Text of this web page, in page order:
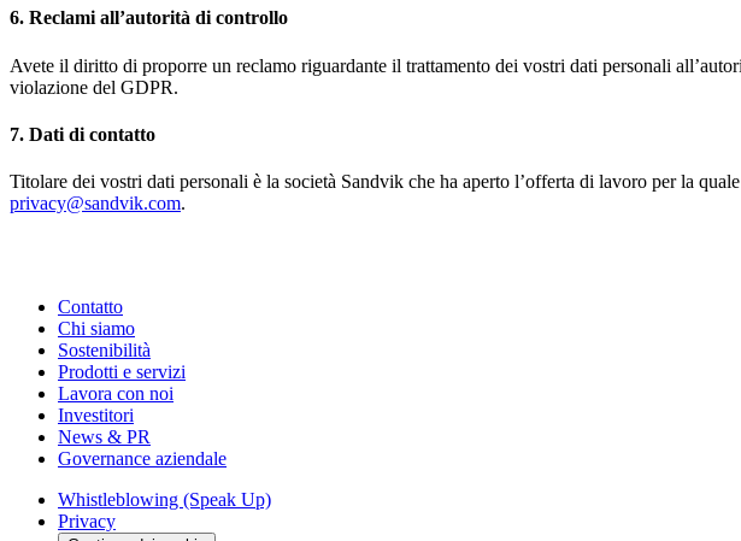
6. Reclami all’autorità di controllo
Avete il diritto di proporre un reclamo riguardante il trattamento dei vostri dati personali
violazione del GDPR.
7. Dati di contatto
Titolare dei vostri dati personali è la società Sandvik che ha aperto l’offerta di lavoro per la
privacy@sandvik.com.
Contatto
Chi siamo
Sostenibilità
Prodotti e servizi
Lavora con noi
Investitori
News & PR
Governance aziendale
Whistleblowing (Speak Up)
Privacy